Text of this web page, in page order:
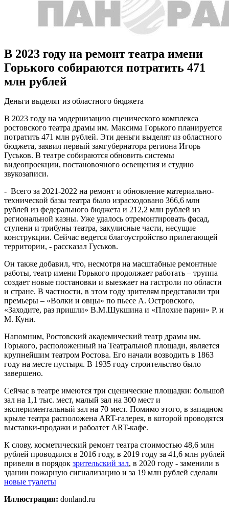
В 2023 году на ремонт театра имени
Горького собираются потратить 471
млн рублей
Деньги выделят из областного бюджета
В 2023 году на модернизацию сценического комплекса
ростовского театра драмы им. Максима Горького планируется
потратить 471 млн рублей. Эти деньги выделят из областного
бюджета, заявил первый замгубернатора региона Игорь
Гуськов. В театре собираются обновить системы
видеопроекции, постановочного освещения и студию
звукозаписи.
- Всего за 2021-2022 на ремонт и обновление материально-
технической базы театра было израсходовано 366,6 млн
рублей из федерального бюджета и 212,2 млн рублей из
региональной казны. Уже удалось отремонтировать фасад,
ступени и трибуны театра, закулисные части, несущие
конструкции. Сейчас ведется благоустройство прилегающей
территории, - рассказал Гуськов.
Он также добавил, что, несмотря на масштабные ремонтные
работы, театр имени Горького продолжает работать – труппа
создает новые постановки и выезжает на гастроли по области
и стране. В частности, в этом году зрителям представили три
премьеры – «Волки и овцы» по пьесе А. Островского,
«Заходите, раз пришли» В.М.Шукшина и «Плохие парни» Р. и
М. Куни.
Напомним, Ростовский академический театр драмы им.
Горького, расположенный на Театральной площади, является
крупнейшим театром Ростова. Его начали возводить в 1863
году на месте пустыря. В 1935 году строительство было
завершено.
Сейчас в театре имеются три сценические площадки: большой
зал на 1,1 тыс. мест, малый зал на 300 мест и
экспериментальный зал на 70 мест. Помимо этого, в западном
крыле театра расположена ART-галерея, в которой проводятся
выставки-продажи и рабоатет ART-кафе.
К слову, косметический ремонт театра стоимостью 48,6 млн
рублей проводился в 2016 году, в 2019 году за 41,6 млн рублей
привели в порядок зрительский зал, в 2020 году - заменили в
здании пожарную сигнализацию и за 19 млн рублей сделали
новые туалеты
Иллюстрация: donland.ru